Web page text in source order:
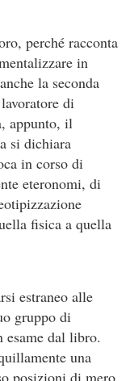
perché racconta
in
la seconda
di
appunto, il
si dichiara
in corso di
eteronomi, di
fisica a quella
estraneo alle
gruppo di
dal libro.
una
posizioni di mero